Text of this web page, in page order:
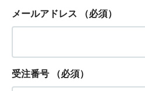
メールアドレス （必須）
受注番号 （必須）